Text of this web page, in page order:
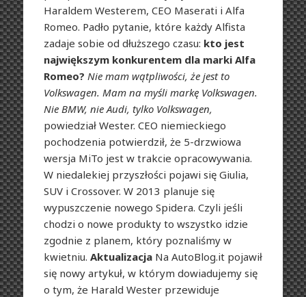
Haraldem Westerem, CEO Maserati i Alfa
Romeo. Padło pytanie, które każdy Alfista
zadaje sobie od dłuższego czasu: kto jest
największym konkurentem dla marki Alfa
Romeo? Nie mam wątpliwości, że jest to
Volkswagen. Mam na myśli markę Volkswagen.
Nie BMW, nie Audi, tylko Volkswagen,
powiedział Wester. CEO niemieckiego
pochodzenia potwierdził, że 5-drzwiowa
wersja MiTo jest w trakcie opracowywania.
W niedalekiej przyszłości pojawi się Giulia,
SUV i Crossover. W 2013 planuje się
wypuszczenie nowego Spidera. Czyli jeśli
chodzi o nowe produkty to wszystko idzie
zgodnie z planem, który poznaliśmy w
kwietniu. AktualizacjaNa AutoBlog.it pojawił
się nowy artykuł, w którym dowiadujemy się
o tym, że Harald Wester przewiduje